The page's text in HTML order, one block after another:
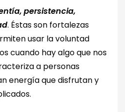
persistencia,
. Éstas son fortalezas
usar la voluntad
cuando hay algo que nos
a personas
energía que disfrutan y